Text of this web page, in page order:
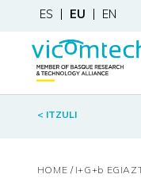
ES EU EN
< ITZULI
HOME I+G+b